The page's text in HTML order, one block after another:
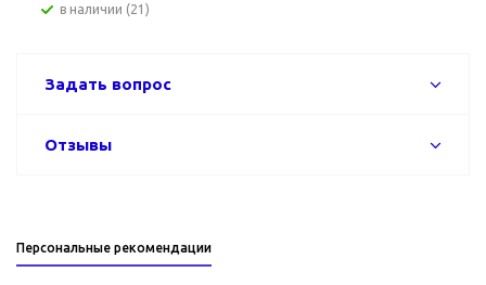
В наличии (21)
Задать вопрос
Отзывы
Персональные рекомендации